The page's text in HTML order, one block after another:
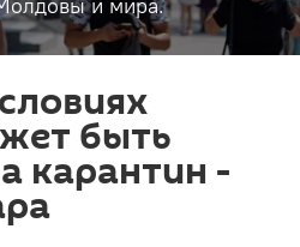
быть
карантин -